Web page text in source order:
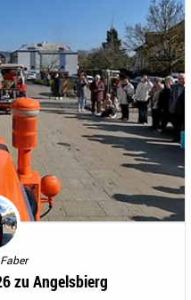
zu Angelsbierg